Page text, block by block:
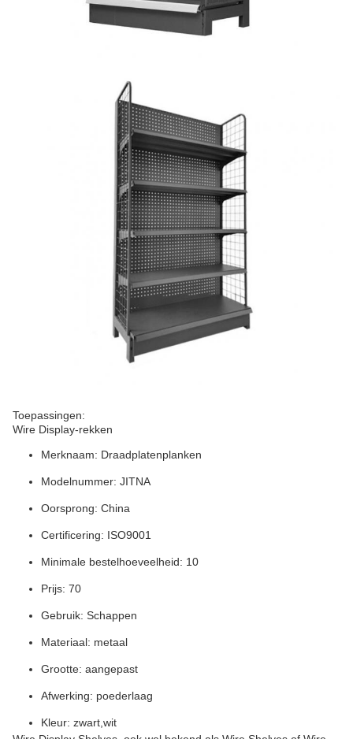
Toepassingen:
Wire Display-rekken
Merknaam: Draadplatenplanken
Modelnummer: JITNA
Oorsprong: China
Certificering: ISO9001
Minimale bestelhoeveelheid: 10
Prijs: 70
Gebruik: Schappen
Materiaal: metaal
Grootte: aangepast
Afwerking: poederlaag
Kleur: zwart,wit